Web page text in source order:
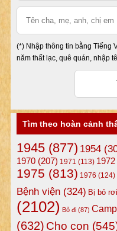
(*) Nhập thông tin bằng Tiếng
năm thất lạc, quê quán, nhập
Tìm theo hoàn cảnh
1945(877) 1954
1970(207) 1971 (113) 1972
1975 (813) 1976 (124)
Bệnh viện(324) Bị bỏ rơi
(2102) Bỏ đi(87)
(632) Cho con